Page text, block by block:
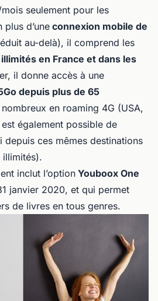
seulement pour les
d’une connexion mobile de
au-delà), il comprend les
en France et dans les
il donne accès à une
depuis plus de 65
en roaming 4G (USA,
également possible de
depuis ces mêmes destinations
illimités).
inclut l’option Youboox One
janvier 2020, et qui permet
de livres en tous genres.